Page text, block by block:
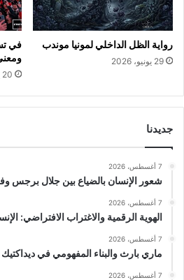
رواية الظل الداخلي لمونيا موندب
29 يونيو، 2026
في
20 يونيو، 2026
جديدنا
7 أغسطس، 2026
شعور الإنسان بالضياع بين جلال برجس
7 أغسطس، 2026
الهوية الرقمية والاغتراب الافتراضي:
7 أغسطس، 2026
ماري بارث والبناء المفهومي في
7 أغسطس، 2026